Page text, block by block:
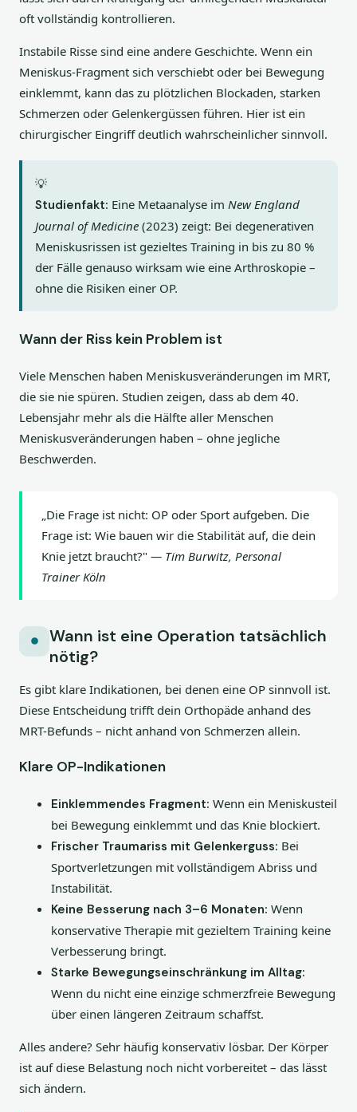
oft vollständig kontrollieren.
Instabile Risse sind eine andere Geschichte. Wenn ein
Meniskus-Fragment sich verschiebt oder bei Bewegung
einklemmt, kann das zu plötzlichen Blockaden, starken
Schmerzen oder Gelenkergüssen führen. Hier ist ein
chirurgischer Eingriff deutlich wahrscheinlicher sinnvoll.
💡
Studienfakt: Eine Metaanalyse im New England
Journal of Medicine (2023) zeigt: Bei degenerativen
Meniskusrissen ist gezieltes Training in bis zu 80 %
der Fälle genauso wirksam wie eine Arthroskopie –
ohne die Risiken einer OP.
Wann der Riss kein Problem ist
Viele Menschen haben Meniskusveränderungen im MRT,
die sie nie spüren. Studien zeigen, dass ab dem 40.
Lebensjahr mehr als die Hälfte aller Menschen
Meniskusveränderungen haben – ohne jegliche
Beschwerden.
„Die Frage ist nicht: OP oder Sport aufgeben. Die
Frage ist: Wie bauen wir die Stabilität auf, die dein
Knie jetzt braucht?" — Tim Burwitz, Personal
Trainer Köln
Wann ist eine Operation tatsächlich
nötig?
Es gibt klare Indikationen, bei denen eine OP sinnvoll ist.
Diese Entscheidung trifft dein Orthopäde anhand des
MRT-Befunds – nicht anhand von Schmerzen allein.
Klare OP-Indikationen
Einklemmendes Fragment: Wenn ein Meniskusteil
bei Bewegung einklemmt und das Knie blockiert.
Frischer Traumariss mit Gelenkerguss: Bei
Sportverletzungen mit vollständigem Abriss und
Instabilität.
Keine Besserung nach 3–6 Monaten: Wenn
konservative Therapie mit gezieltem Training keine
Verbesserung bringt.
Starke Bewegungseinschränkung im Alltag:
Wenn du nicht eine einzige schmerzfreie Bewegung
über einen längeren Zeitraum schaffst.
Alles andere? Sehr häufig konservativ lösbar. Der Körper
ist auf diese Belastung noch nicht vorbereitet – das lässt
sich ändern.